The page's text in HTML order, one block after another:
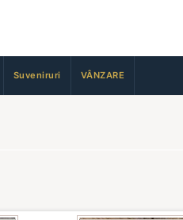
Suveniruri VÂNZARE